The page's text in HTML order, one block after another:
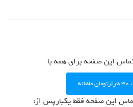
تبلیغات
روانشناسان و روانپزشکان
روانشناسان و روانپزشکان
این صفحه برای همه با
این صفحه فقط یکبارپس از: